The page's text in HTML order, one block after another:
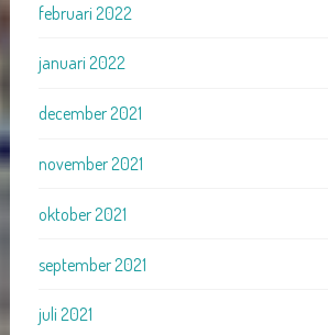
februari 2022
januari 2022
december 2021
november 2021
oktober 2021
september 2021
juli 2021